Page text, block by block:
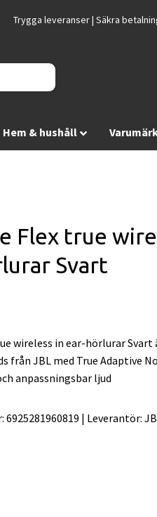
Trygga leveranser | Säkra
Hem & hushåll
Flex true
Svart
wireless in ear-hörlurar
från JBL med True Adaptive
anpassningsbar ljud
6925281960819 | Leverantör: